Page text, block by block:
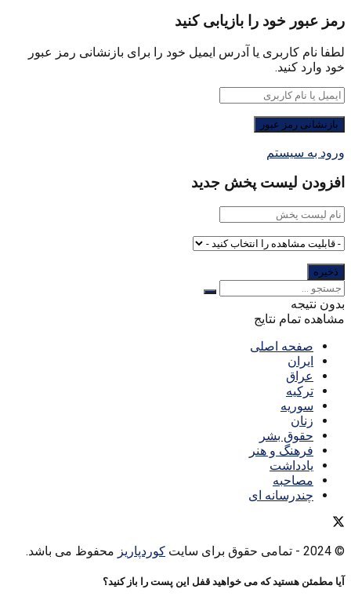
رمز عبور خود را بازیابی کنید
لطفا نام کاربری یا آدرس ایمیل خود را برای بازنشانی رمز عبور
خود وارد کنید.
ورود به سیستم
افزودن لیست پخش جدید
بدون نتیجه
مشاهده تمام نتایج
صفحه اصلی
ایران
عراق
ترکیه
سوریه
زنان
حقوق بشر
فرهنگ و هنر
یادداشت
مصاحبه
چندرسانه ای
© 2024 - تمامی حقوق برای سایت کوردپاریز محفوظ می باشد.
آیا مطمئن هستید که می خواهید قفل این پست را باز کنید؟